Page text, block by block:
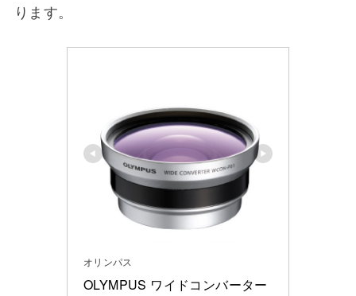
ります。
オリンパス
OLYMPUS ワイドコンバーター